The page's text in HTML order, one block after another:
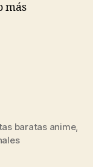
más
baratas anime,